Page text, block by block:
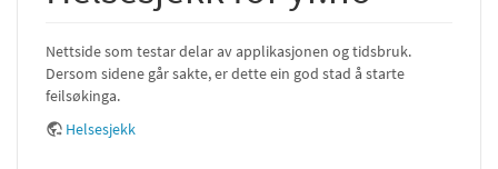
Nettside som testar delar av applikasjonen og tidsbruk.
Dersom sidene går sakte, er dette ein god stad å starte
feilsøkinga.
Helsesjekk